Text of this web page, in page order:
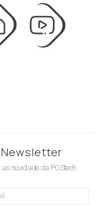
novidade da POStech.